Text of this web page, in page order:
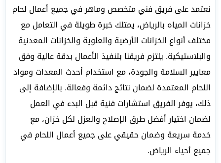
نعتمد على فريق فني متخصص وماهر في جميع أعمال لحام
خزانات المياه بالرياض، يمتلك خبرة طويلة في التعامل مع
مختلف أنواع الخزانات الأرضية والعلوية والخزانات المعدنية
والبلاستيكية. يلتزم فريقنا بتنفيذ الأعمال بدقة عالية وفق
معايير السلامة والجودة، مع استخدام أحدث المعدات ومواد
اللحام المعتمدة لضمان نتائج دائمة وفعالة. بالإضافة إلى
ذلك، يوفر الفريق استشارات فنية قبل البدء في العمل
لضمان اختيار أفضل طرق الإصلاح والعزل لكل خزان، مع
خدمة سريعة وضمان حقيقي على جميع أعمال اللحام في
جميع أحياء الرياض.